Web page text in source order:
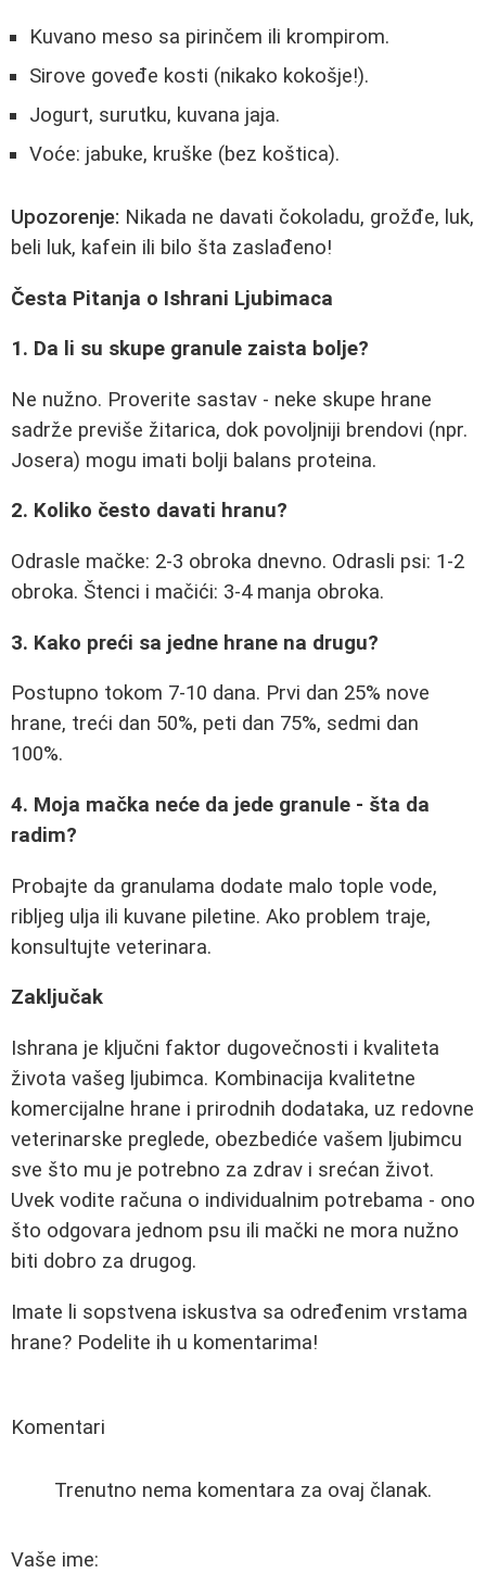
Kuvano meso sa pirinčem ili krompirom.
Sirove goveđe kosti (nikako kokošje!).
Jogurt, surutku, kuvana jaja.
Voće: jabuke, kruške (bez koštica).
Upozorenje: Nikada ne davati čokoladu, grožđe, luk,
beli luk, kafein ili bilo šta zaslađeno!
Česta Pitanja o Ishrani Ljubimaca
1. Da li su skupe granule zaista bolje?
Ne nužno. Proverite sastav - neke skupe hrane
sadrže previše žitarica, dok povoljniji brendovi (npr.
Josera) mogu imati bolji balans proteina.
2. Koliko često davati hranu?
Odrasle mačke: 2-3 obroka dnevno. Odrasli psi: 1-2
obroka. Štenci i mačići: 3-4 manja obroka.
3. Kako preći sa jedne hrane na drugu?
Postupno tokom 7-10 dana. Prvi dan 25% nove
hrane, treći dan 50%, peti dan 75%, sedmi dan
100%.
4. Moja mačka neće da jede granule - šta da
radim?
Probajte da granulama dodate malo tople vode,
ribljeg ulja ili kuvane piletine. Ako problem traje,
konsultujte veterinara.
Zaključak
Ishrana je ključni faktor dugovečnosti i kvaliteta
života vašeg ljubimca. Kombinacija kvalitetne
komercijalne hrane i prirodnih dodataka, uz redovne
veterinarske preglede, obezbediće vašem ljubimcu
sve što mu je potrebno za zdrav i srećan život.
Uvek vodite računa o individualnim potrebama - ono
što odgovara jednom psu ili mački ne mora nužno
biti dobro za drugog.
Imate li sopstvena iskustva sa određenim vrstama
hrane? Podelite ih u komentarima!
Komentari
Trenutno nema komentara za ovaj članak.
Vaše ime: